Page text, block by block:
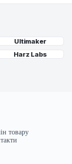
Ultimaker
Harz Labs
товару